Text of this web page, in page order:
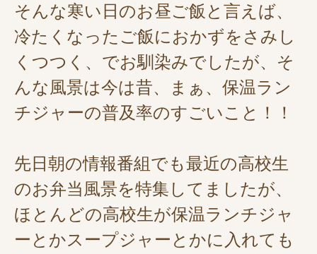
そんな寒い日のお昼ご飯と言えば、
冷たくなったご飯におかずをさみし
くつつく、でお馴染みでしたが、そ
んな風景は今は昔、まぁ、保温ラン
チジャーの普及率のすごいこと！！
先日朝の情報番組でも最近の高校生
のお弁当風景を特集してましたが、
ほとんどの高校生が保温ランチジャ
ーとかスープジャーとかに入れても